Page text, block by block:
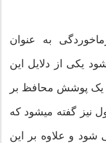
به عنوان
یکی از دلایل این
پوشش محافظ بر
نیز گفته میشود که
و علاوه بر این